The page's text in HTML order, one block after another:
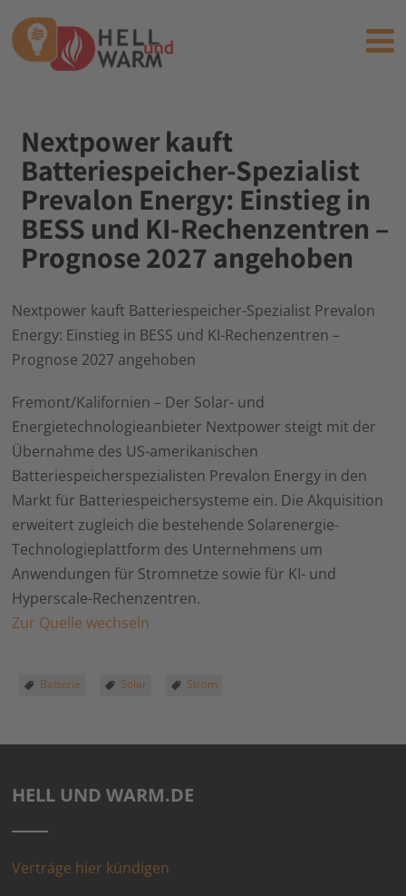
Nextpower kauft
Batteriespeicher-Spezialist
Prevalon Energy: Einstieg in
BESS und KI-Rechenzentren –
Prognose 2027 angehoben
Nextpower kauft Batteriespeicher-Spezialist Prevalon
Energy: Einstieg in BESS und KI-Rechenzentren –
Prognose 2027 angehoben
Fremont/Kalifornien – Der Solar- und
Energietechnologieanbieter Nextpower steigt mit der
Übernahme des US-amerikanischen
Batteriespeicherspezialisten Prevalon Energy in den
Markt für Batteriespeichersysteme ein. Die Akquisition
erweitert zugleich die bestehende Solarenergie-
Technologieplattform des Unternehmens um
Anwendungen für Stromnetze sowie für KI- und
Hyperscale-Rechenzentren.
Zur Quelle wechseln
Batterie Solar Strom
HELL UND WARM.DE
Verträge hier kündigen